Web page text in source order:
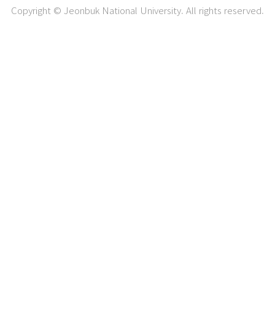
Copyright © Jeonbuk National University. All rights reserved.